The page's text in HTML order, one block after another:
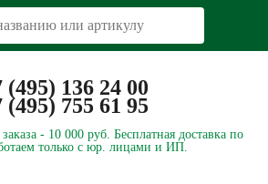
(495) 136 24 00
(495) 755 61 95
- 10 000 руб. Бесплатная доставка по
только с юр. лицами и ИП.